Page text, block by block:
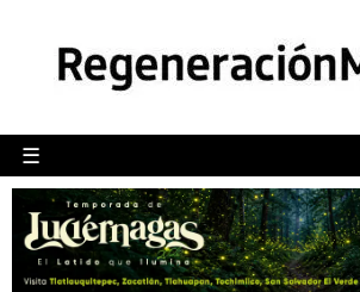
☰
POLÍTICA
CAMALEÓN
OPINIÓN
DEPORTES